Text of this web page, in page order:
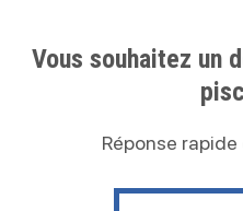
Vous souhaitez un
Réponse
Contactez nous